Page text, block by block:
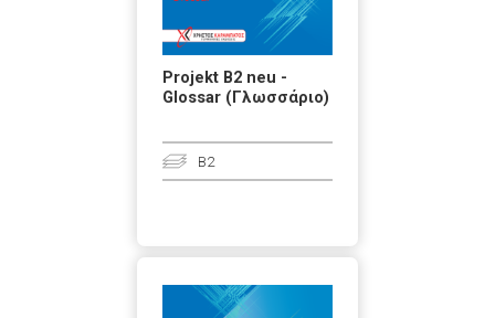
Projekt B2 neu -
Glossar (Γλωσσάριο)
B2